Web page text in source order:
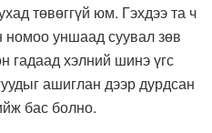
төвөггүй юм. Гэхдээ та ч
уншаад суувал зөв
гадаад хэлний шинэ үгс
ашиглан дээр дурдсан
бас болно.